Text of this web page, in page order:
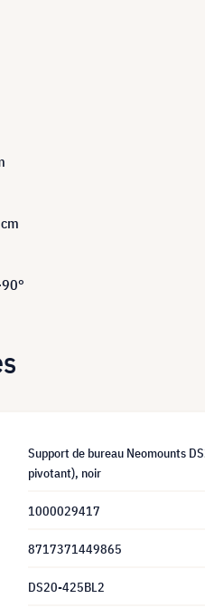
Support de bureau Neomounts
pivotant), noir
1000029417
8717371449865
DS20-425BL2